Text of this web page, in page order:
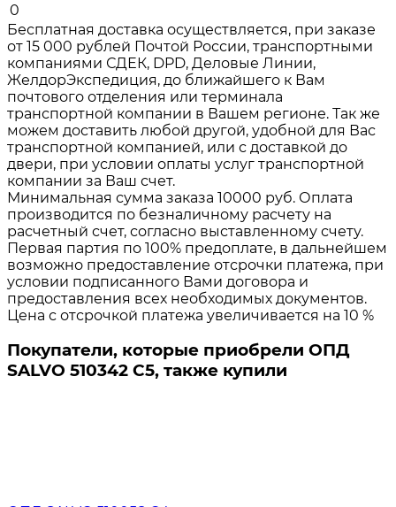
0
Бесплатная доставка осуществляется, при заказе
от 15 000 рублей Почтой России, транспортными
компаниями СДЕК, DPD, Деловые Линии,
ЖелдорЭкспедиция, до ближайшего к Вам
почтового отделения или терминала
транспортной компании в Вашем регионе. Так же
можем доставить любой другой, удобной для Вас
транспортной компанией, или с доставкой до
двери, при условии оплаты услуг транспортной
компании за Ваш счет.
Минимальная сумма заказа 10000 руб. Оплата
производится по безналичному расчету на
расчетный счет, согласно выставленному счету.
Первая партия по 100% предоплате, в дальнейшем
возможно предоставление отсрочки платежа, при
условии подписанного Вами договора и
предоставления всех необходимых документов.
Цена с отсрочкой платежа увеличивается на 10 %
Покупатели, которые приобрели ОПД
SALVO 510342 C5, также купили